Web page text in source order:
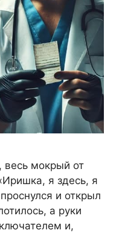
весь мокрый от
я здесь, я
и открыл
а руки
и,